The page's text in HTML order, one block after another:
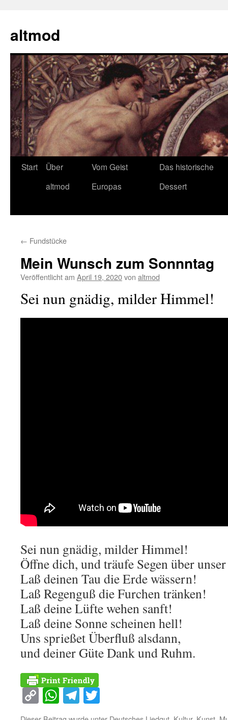
springen
altmod
Start
Über
altmod
Vom Geist
Europas
Das historische
Dessert
← Fundstücke
Mein Wunsch zum Sonnntag
Veröffentlicht am April 19, 2020von altmod
Sei nun gnädig, milder Himmel!
Sei nun gnädig, milder Himmel!
Öffne dich, und träufe Segen über
Laß deinen Tau die Erde wässern!
Laß Regenguß die Furchen tränken!
Laß deine Lüfte wehen sanft!
Laß deine Sonne scheinen hell!
Uns sprießet Überfluß alsdann,
und deiner Güte Dank und Ruhm.
Copy
Link
WhatsApp
Telegram